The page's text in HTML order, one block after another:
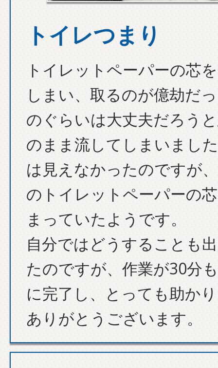
トイレつまり
トイレットペーパーの芯
しまい、取るのが億劫だ
のぐらいは大丈夫だろう
のまま流してしまいまし
は見えなかったのですが
のトイレットペーパーの
まっていたようです。
自分ではどうすることも
たのですが、作業が30分
に完了し、とっても助か
ありがとうございます。